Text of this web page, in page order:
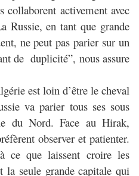
collaborent activement avec
Russie, en tant que grande
ne peut pas parier sur un
de duplicité”, nous assure
est loin d’être le cheval
va parier tous ses sous
du Nord. Face au Hirak,
observer et patienter.
ce que laissent croire les
la seule grande capitale qui